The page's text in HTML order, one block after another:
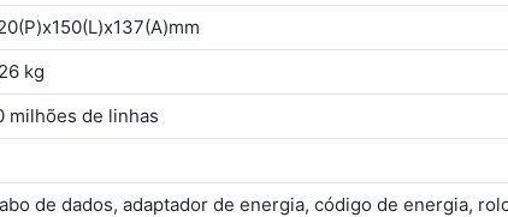
kg
milhões de linhas
de dados, adaptador de energia, código de energia,